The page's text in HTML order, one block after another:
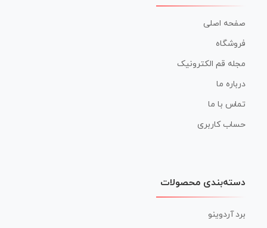
صفحه اصلی
فروشگاه
مجله قم الکترونیک
درباره ما
تماس با ما
حساب کاربری
دسته‌بندی محصولات
برد آردوینو